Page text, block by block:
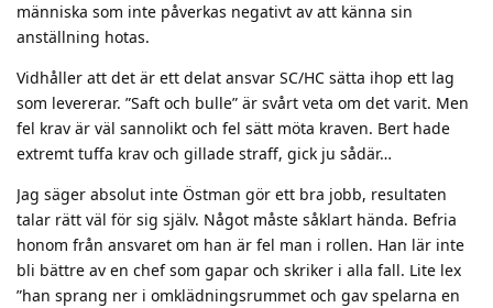
människa som inte påverkas negativt av att känna sin
anställning hotas.
Vidhåller att det är ett delat ansvar SC/HC sätta ihop ett lag
som levererar. ”Saft och bulle” är svårt veta om det varit. Men
fel krav är väl sannolikt och fel sätt möta kraven. Bert hade
extremt tuffa krav och gillade straff, gick ju sådär…
Jag säger absolut inte Östman gör ett bra jobb, resultaten
talar rätt väl för sig själv. Något måste såklart hända. Befria
honom från ansvaret om han är fel man i rollen. Han lär inte
bli bättre av en chef som gapar och skriker i alla fall. Lite lex
”han sprang ner i omklädningsrummet och gav spelarna en